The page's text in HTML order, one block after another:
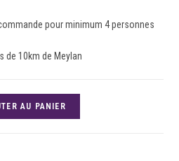
pour minimum 4 personnes
de 10km de Meylan
AU PANIER